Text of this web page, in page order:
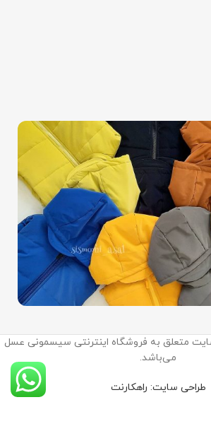
متعلق به فروشگاه اینترنتی سیسمونی عسل
می‌باشد.
طراحی سایت: راهکارنت